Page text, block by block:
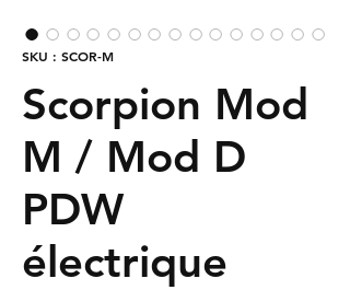
SKU : SCOR-M
Scorpion Mod
M / Mod D
PDW
électrique